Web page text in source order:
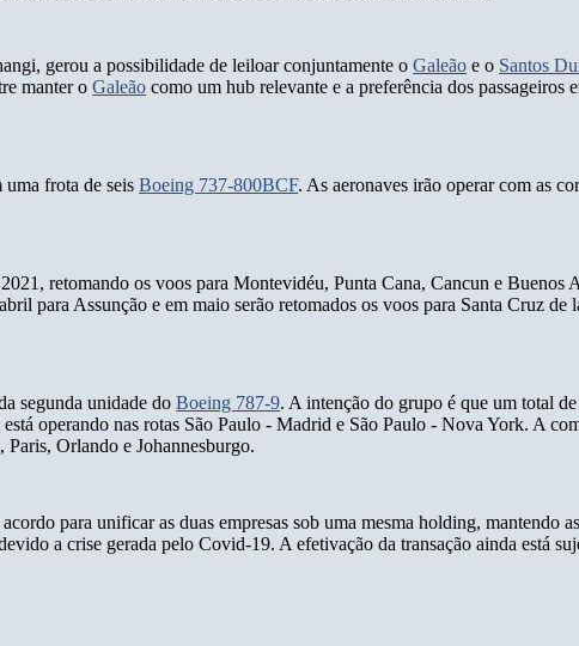
gerou a possibilidade de leiloar conjuntamente oGaleão e o Santos
manter oGaleão como um hub relevante e a preferência dos passageiros
uma frota de seisBoeing 737-800BCF. As aeronaves irão operar com as
retomando os voos para Montevidéu, Punta Cana, Cancun e Buenos
para Assunção e em maio serão retomados os voos para Santa Cruz de
segunda unidade doBoeing 787-9. A intenção do grupo é que um total
está operando nas rotas São Paulo - Madrid e São Paulo - Nova York. A
Orlando e Johannesburgo.
para unificar as duas empresas sob uma mesma holding, mantendo as
a crise gerada pelo Covid-19. A efetivação da transação ainda está